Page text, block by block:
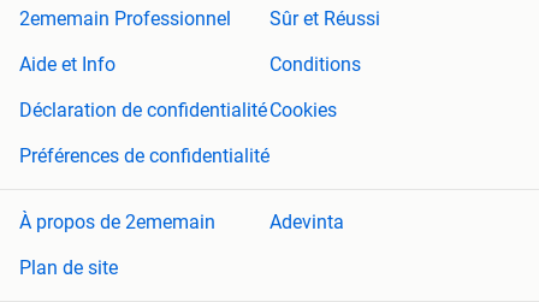
2ememain Professionnel
Sûr et Réussi
Aide et Info
Conditions
Déclaration de confidentialitéCookies
Préférences de confidentialité
À propos de 2ememain
Adevinta
Plan de site